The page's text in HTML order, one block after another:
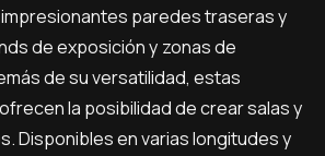
paredes traseras y
de exposición y zonas de
de su versatilidad, estas
la posibilidad de crear salas y
Disponibles en varias longitudes y